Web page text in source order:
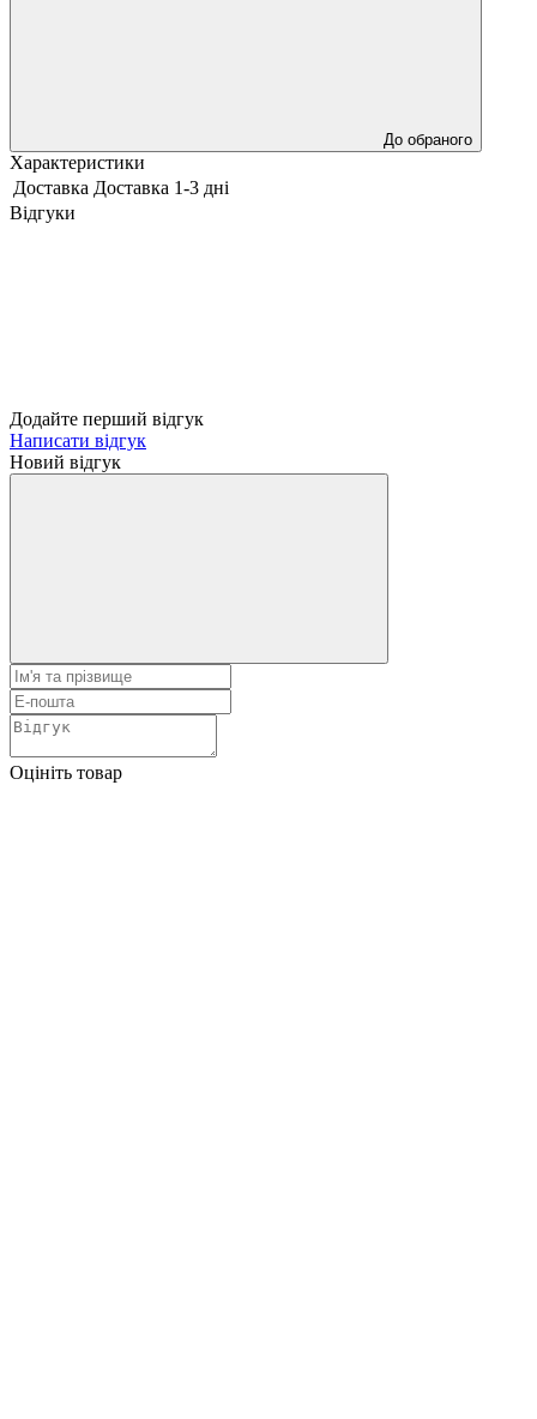
До обраного
Характеристики
Доставка Доставка 1-3 дні
Відгуки
Додайте перший відгук
Написати відгук
Новий відгук
Оцініть товар